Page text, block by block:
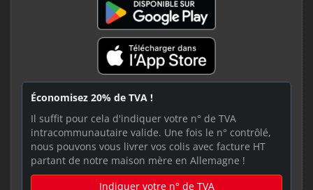
Économisez 20% de TVA !
Il suffit pour cela d'indiquer votre n° de TVA
intracommunautaire valide. Une fois le n° contrôlé,
nous pouvons vous livrer vos colis avec facture HT
partant de notre maison mère en Allemagne !
Indiquer votre n° de TVA